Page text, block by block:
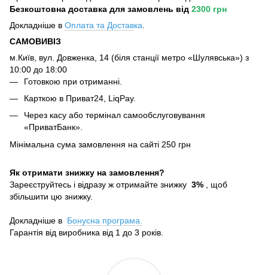
Безкоштовна доставка для замовлень від 2300 грн
Докладніше в Оплата та Доставка
САМОВИВІЗ
м.Київ, вул. Довженка, 14 (біля станції метро «Шулявська») з
10:00 до 18:00
Готовкою при отриманні.
Карткою в Приват24, LiqPay.
Через касу або термінал самообслуговування
«ПриватБанк».
Мінімальна сума замовлення на сайті 250 грн
Як отримати знижку на замовлення?
Зареєструйтесь і відразу ж отримайте знижку 3% , щоб
збільшити цю знижку.
Докладніше в Бонусна програма.
Гарантія від виробника від 1 до 3 років.